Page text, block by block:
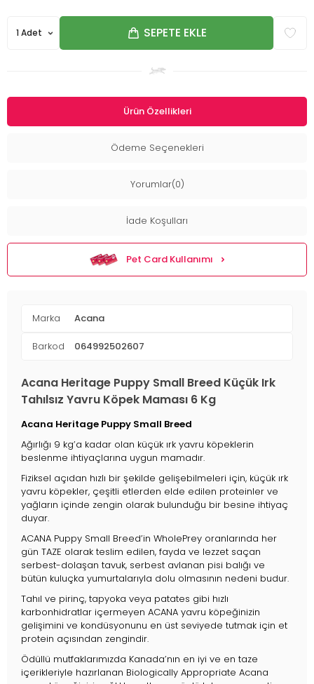
SEPETE EKLE
Ürün Özellikleri
Ödeme Seçenekleri
Yorumlar(0)
İade Koşulları
Pet Card Kullanımı
Marka Acana
Barkod 064992502607
Acana Heritage Puppy Small Breed Küçük Irk
Tahılsız Yavru Köpek Maması 6 Kg
Acana Heritage Puppy Small Breed
Ağırlığı 9 kg’a kadar olan küçük ırk yavru köpeklerin
beslenme ihtiyaçlarına uygun mamadır.
Fiziksel açıdan hızlı bir şekilde gelişebilmeleri için, küçük ırk
yavru köpekler, çeşitli etlerden elde edilen proteinler ve
yağların içinde zengin olarak bulunduğu bir besine ihtiyaç
duyar.
ACANA Puppy Small Breed’in WholePrey oranlarında her
gün TAZE olarak teslim edilen, fayda ve lezzet saçan
serbest-dolaşan tavuk, serbest avlanan pisi balığı ve
bütün kuluçka yumurtalarıyla dolu olmasının nedeni budur.
Tahıl ve pirinç, tapyoka veya patates gibi hızlı
karbonhidratlar içermeyen ACANA yavru köpeğinizin
gelişimini ve kondüsyonunu en üst seviyede tutmak için et
protein açısından zengindir.
Ödüllü mutfaklarımızda Kanada’nın en iyi ve en taze
içerikleriyle hazırlanan Biologically Appropriate Acana